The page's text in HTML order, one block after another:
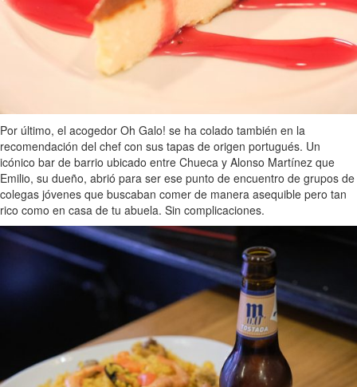
Por último, el acogedor Oh Galo! se ha colado también en la
recomendación del chef con sus tapas de origen portugués. Un
icónico bar de barrio ubicado entre Chueca y Alonso Martínez que
Emilio, su dueño, abrió para ser ese punto de encuentro de grupos de
colegas jóvenes que buscaban comer de manera asequible pero tan
rico como en casa de tu abuela. Sin complicaciones.